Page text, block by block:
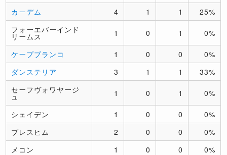
カーデム
4 1 1
25%
フォーエバーインド
リームス 1 0 1 0%
ケープブランコ 1 0 0
0%
ダンステリア
3 1 1
33%
セーフヴォワヤージ
ュ 1 0 1 0%
シェイデン 1 0 0
0%
ブレスヒム
2 0 0
0%
メコン
1 0 0
0%